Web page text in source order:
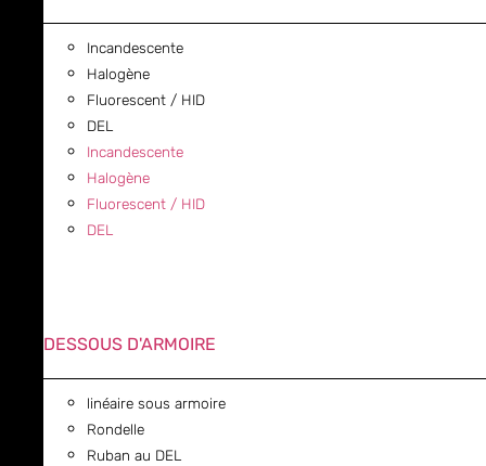
Incandescente
Halogène
Fluorescent / HID
DEL
Incandescente
Halogène
Fluorescent / HID
DEL
DESSOUS D'ARMOIRE
linéaire sous armoire
Rondelle
Ruban au DEL